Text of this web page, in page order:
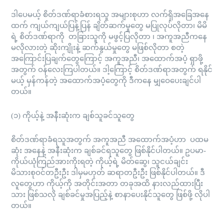
ဒါပေမယ့် စိတ်ဒဏ်ရာခံစားရသူ အများစုဟာ လက်ရှိအခြေအနေ
ထက် ကျယ်ကျယ်ပြန့်ပြန် ချိတ်ဆက်မှုတွေ မပြုလုပ်လိုတာ၊ မိမိ
ရဲ့ စိတ်ဒဏ်ရာကို တခြားသူကို မဖွင့်ပြလိုတာ ၊ အကူအညီကနေ
မလိုလားတဲ့ ဆိုးကျိုးနဲ့ ဆက်နွယ်မှုတွေ မဖြစ်လိုတာ စတဲ့
အကြောင်းပြချက်တွေကြောင့် အကူအညီ၊ အထောက်အပံ့ ရှာဖို့
အတွက် ဝန်လေးကြပါတယ်။ ဒါ့ကြောင့် စိတ်ဒဏ်ရာအတွက် ရနိုင်
မယ့် မှန်ကန်တဲ့ အထောက်အပံ့တွေကို ဒီကနေ မျှဝေပေးချင်ပါ
တယ်။
(၁) ကိုယ့်နဲ့ အနီးဆုံးက ချစ်သူခင်သူတွေ
စိတ်ဒဏ်ရာခံရသူအတွက် အကူအညီ အထောက်အပံ့ဟာ ပထမ
ဆုံး အနေနဲ့ အနီးဆုံးက ချစ်ခင်ရသူတွေ ဖြစ်နိုင်ပါတယ်။ ဥပမာ-
ကိုယ်ယုံကြည်အားကိုးရတဲ့ ကိုယ့်ရဲ့ မိတ်ဆွေ၊ သူငယ်ချင်း
မိသားစုဝင်တဦးဦး ဒါမှမဟုတ် ဆရာတဦးဦး ဖြစ်နိုင်ပါတယ်။ ဒီ
လူတွေဟာ ကိုယ့်ကို အတိုင်းအတာ တခုအထိ နားလည်ထားပြီး
သား ဖြစ်သလို ချစ်ခင်မှုအပြည့်နဲ့ စာနာပေးနိုင်သူတွေ ဖြစ်ဖို့ လိုပါ
တယ်။